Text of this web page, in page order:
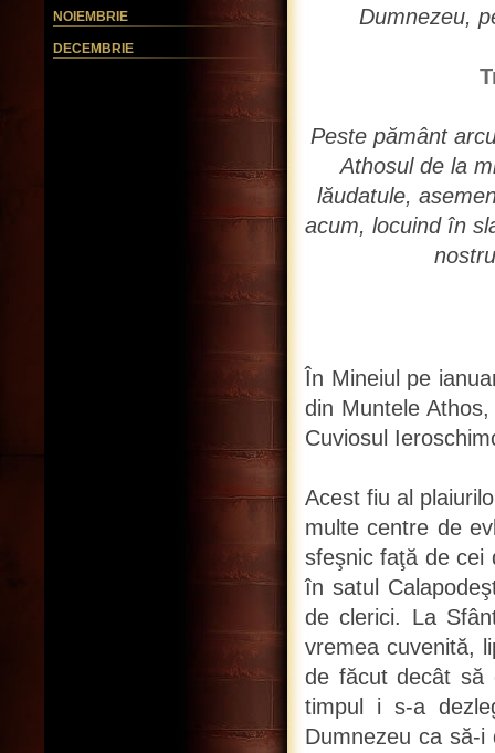
NOIEMBRIE
DECEMBRIE
Dumnezeu,
Peste pământ
Athosul de la
lăudatule,
acum, locuind în
În Mineiul pe
din Muntele
Cuviosul
Acest fiu al
multe centre de
sfeşnic faţă de cei
în satul
de clerici. La
vremea cuvenită,
de făcut decât să
timpul i s-a
Dumnezeu ca să-